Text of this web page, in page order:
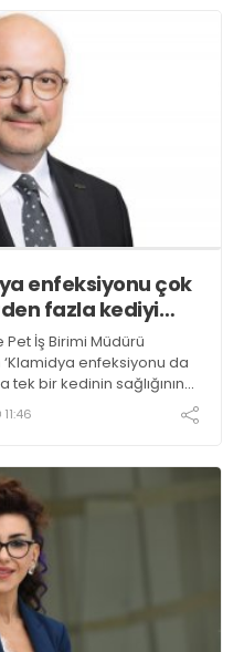
enfeksiyonu çok
fazla kediyi
İş Birimi Müdürü
enfeksiyonu da
bir kedinin sağlığının
etkileyebilen bir
11:46